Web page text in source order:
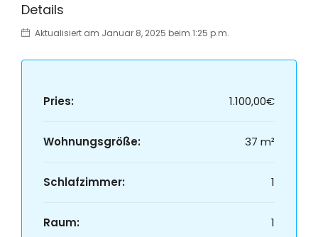
Details
Aktualisiert am Januar 8, 2025 beim 1:25 p.m.
Pries: 1.100,00€
Wohnungsgröße: 37 m²
Schlafzimmer: 1
Raum: 1